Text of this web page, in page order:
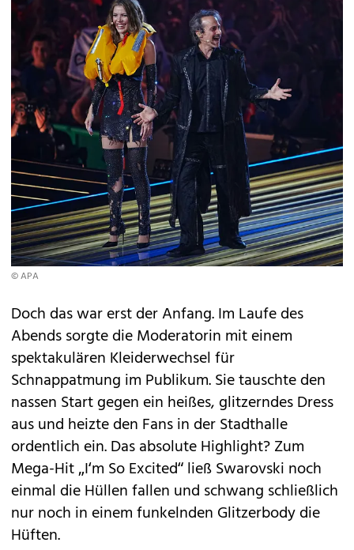
© APA
Doch das war erst der Anfang. Im Laufe des
Abends sorgte die Moderatorin mit einem
spektakulären Kleiderwechsel für
Schnappatmung im Publikum. Sie tauschte den
nassen Start gegen ein heißes, glitzerndes Dress
aus und heizte den Fans in der Stadthalle
ordentlich ein. Das absolute Highlight? Zum
Mega-Hit „I‘m So Excited“ ließ Swarovski noch
einmal die Hüllen fallen und schwang schließlich
nur noch in einem funkelnden Glitzerbody die
Hüften.